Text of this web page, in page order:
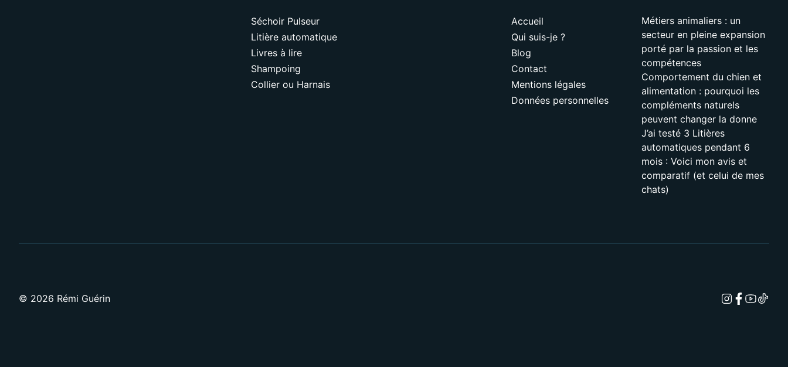
Séchoir Pulseur
Litière automatique
Livres à lire
Shampoing
Collier ou Harnais
Accueil
Qui suis-je ?
Blog
Contact
Mentions légales
Données personnelles
Métiers animaliers : un
secteur en pleine expansion
porté par la passion et les
compétences
Comportement du chien et
alimentation : pourquoi les
compléments naturels
peuvent changer la donne
J’ai testé 3 Litières
automatiques pendant 6
mois : Voici mon avis et
comparatif (et celui de mes
chats)
© 2026 Rémi Guérin